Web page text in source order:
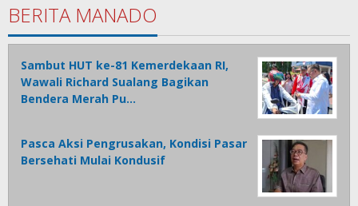
BERITA MANADO
Sambut HUT ke-81 Kemerdekaan RI,
Wawali Richard Sualang Bagikan
Bendera Merah Pu…
Pasca Aksi Pengrusakan, Kondisi Pasar
Bersehati Mulai Kondusif